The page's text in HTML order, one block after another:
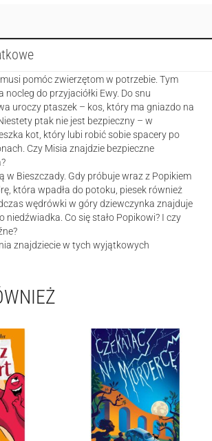
pomóc zwierzętom w potrzebie. Tym
nocleg do przyjaciółki Ewy. Do snu
uroczy ptaszek – kos, który ma gniazdo na
ptak nie jest bezpieczny – w
kot, który lubi robić sobie spacery po
Czy Misia znajdzie bezpieczne
w Bieszczady. Gdy próbuje wraz z Popikiem
która wpadła do potoku, piesek również
wędrówki w góry dziewczynka znajduje
niedźwiadka. Co się stało Popikowi? I czy
znajdziecie w tych wyjątkowych